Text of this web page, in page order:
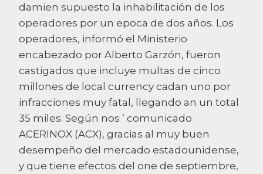
damien supuesto la inhabilitación de los
operadores por un epoca de dos años. Los
operadores, informó el Ministerio
encabezado por Alberto Garzón, fueron
castigados que incluye multas de cinco
millones de local currency cadan uno por
infracciones muy fatal, llegando an un total
35 miles. Según nos ’ comunicado
ACERINOX (ACX), gracias al muy buen
desempeño del mercado estadounidense,
y que tiene efectos del one de septiembre,